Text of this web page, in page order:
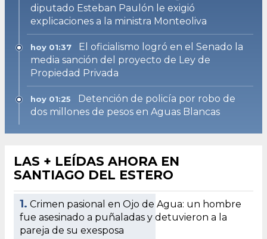
diputado Esteban Paulón le exigió
explicaciones a la ministra Monteoliva
hoy 01:37
El oficialismo logró en el Senado la
media sanción del proyecto de Ley de
Propiedad Privada
hoy 01:25
Detención de policía por robo de
dos millones de pesos en Aguas Blancas
LAS + LEÍDAS AHORA EN
SANTIAGO DEL ESTERO
1. Crimen pasional en Ojo de Agua: un hombre
fue asesinado a puñaladas y detuvieron a la
pareja de su exesposa